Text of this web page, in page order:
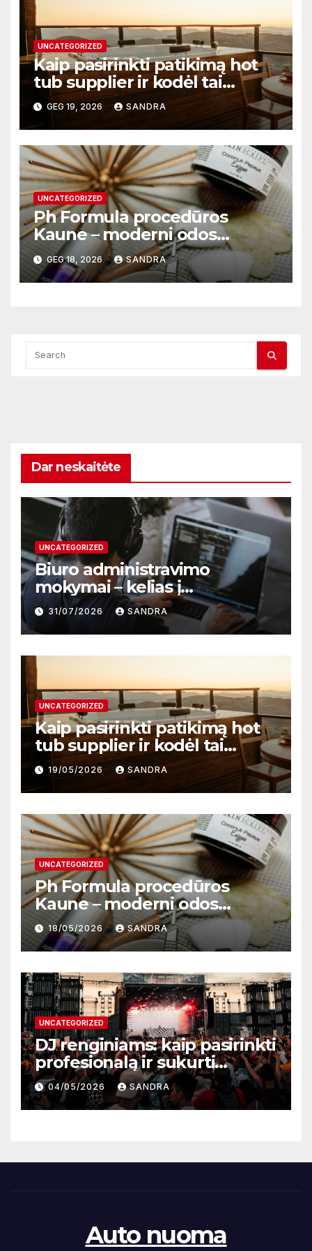
UNCATEGORIZED
Kaip pasirinkti patikimą hot
tub supplier ir kodėl tai
svarbu?
GEG 19, 2026 SANDRA
UNCATEGORIZED
Ph Formula procedūros
Kaune – moderni odos
atnaujinimo sistema
GEG 18, 2026 SANDRA
Dar neskaitėte
UNCATEGORIZED
Biuro administravimo
mokymai – kelias į
profesionalų ir efektyvų
darbą
31/07/2026 SANDRA
UNCATEGORIZED
Kaip pasirinkti patikimą hot
tub supplier ir kodėl tai
svarbu?
19/05/2026 SANDRA
UNCATEGORIZED
Ph Formula procedūros
Kaune – moderni odos
atnaujinimo sistema
18/05/2026 SANDRA
UNCATEGORIZED
DJ renginiams: kaip pasirinkti
profesionalą ir sukurti
nepamirštamą atmosferą
04/05/2026 SANDRA
Auto nuoma